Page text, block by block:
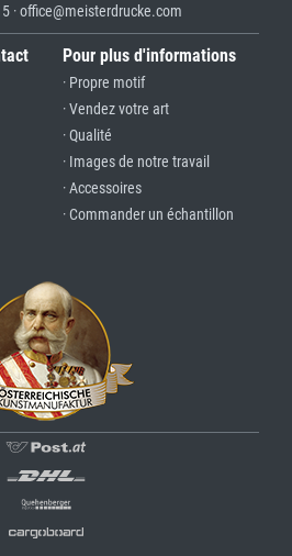
· office@meisterdrucke.com
Pour plus d'informations
· Propre motif
· Vendez votre art
· Qualité
· Images de notre travail
· Accessoires
· Commander un échantillon